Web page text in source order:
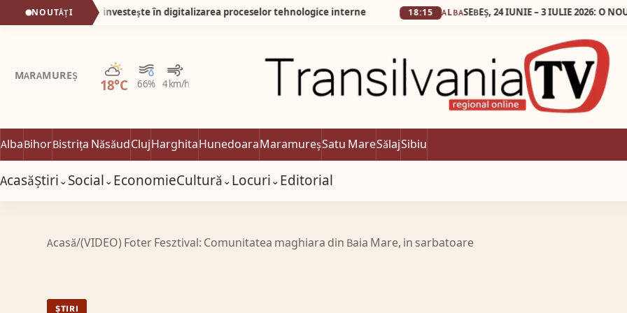
NOUTĂȚIinvestește în digitalizarea proceselor tehnologice interne 18:15 ALBA
MARAMUREȘ
18°C 66% 4 km/h
Parțial noros
AlbaBihorBistrița NăsăudClujHarghitaHunedoaraMaramureșSatu MareSălajSibiu
AcasăȘtiri⌄Social⌄EconomieCultură⌄Locuri⌄Editorial
Acasă/(VIDEO) Foter Fesztival: Comunitatea maghiara din Baia Mare, in sarbatoare
ȘTIRI